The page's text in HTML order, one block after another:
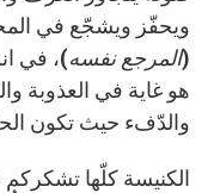
ويحفّز ويشجّع في
(المرجع نفسه)، في
هو غاية في العذوبة
والدّفء حيث تكون
الكنيسة كلّها